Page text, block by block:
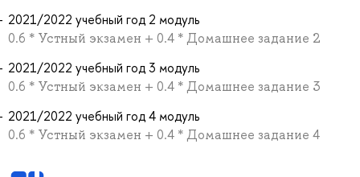
2021/2022 учебный год 2 модуль
0.6 * Устный экзамен + 0.4 * Домашнее задание 2
2021/2022 учебный год 3 модуль
0.6 * Устный экзамен + 0.4 * Домашнее задание 3
2021/2022 учебный год 4 модуль
0.6 * Устный экзамен + 0.4 * Домашнее задание 4